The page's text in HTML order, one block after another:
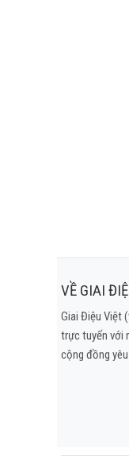
VỀ GIAI
Giai Điệu Việt
trực tuyến với
cộng đồng